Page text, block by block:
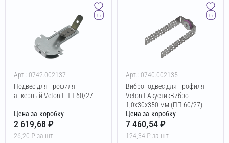
Арт.: 0742.002137
Подвес для профиля
анкерный Vetonit ПП 60/27
Цена за коробку
2 619,68 ₽
26,20 ₽ за шт
Арт.: 0740.002135
Виброподвес для профиля
Vetonit АкустикВибро
1,0х30х350 мм (ПП 60/27)
Цена за коробку
7 460,54 ₽
124,34 ₽ за шт